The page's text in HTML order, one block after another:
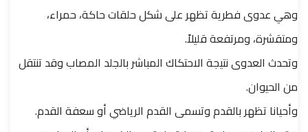
وهي عدوى فطرية تظهر على شكل حلقات حاكة، حمراء،
ومتقشرة، ومرتفعة قليلاً.
وتحدث العدوى نتيجة الاحتكاك المباشر بالجلد المصاب وقد تنتقل
من الحيوان.
وأحيانا تظهر بالقدم وتسمى القدم الرياضي أو سعفة القدم.